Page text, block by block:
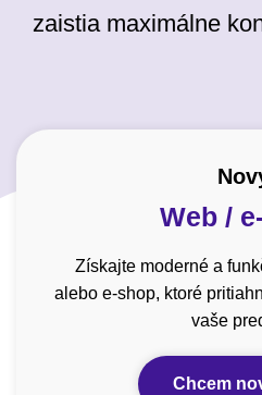
zaistia maximálne
Web /
Získajte moderné a
alebo e-shop, ktoré
vaše
Chcem